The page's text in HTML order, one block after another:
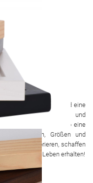
seit 1958 besteht und eine
Fotoalben und
in Europa hat Henzo eine
Wohnstilen, Größen und
dekorieren, schaffen
am Leben erhalten!